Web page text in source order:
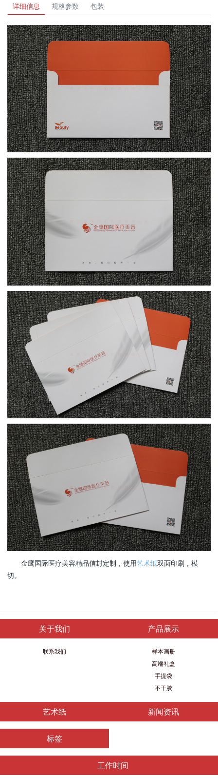
详细信息 规格参数 包装
金鹰国际医疗美容精品信封定制，使用艺术纸双面印刷，模
切。
关于我们
联系我们
产品展示
样本画册
高端礼盒
手提袋
不干胶
艺术纸 新闻资讯
标签
工作时间